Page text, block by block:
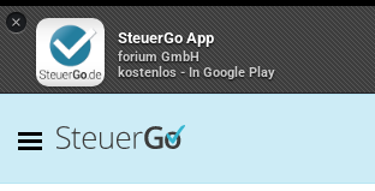
×
SteuerGo App
forium GmbH
kostenlos - In Google Play